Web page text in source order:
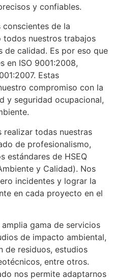
y confiables.
conscientes de la
nuestros trabajos
de calidad. Es por eso que
en ISO 9001:2008,
Estas
compromiso con la
y seguridad ocupacional,
todas nuestras
de profesionalismo,
estándares de HSEQ
y Calidad). Nos
incidentes y lograr la
en cada proyecto en el
amplia gama de servicios
de impacto ambiental,
de residuos, estudios
entre otros.
nos permite adaptarnos